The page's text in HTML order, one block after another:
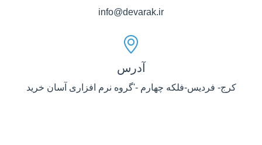
info@devarak.ir
آدرس
کرج- فردیس-فلکه چهارم -'گروه نرم افزاری آسان خرید